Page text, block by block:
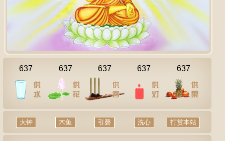
637 637 637 637 637
大钟 木鱼 引磬